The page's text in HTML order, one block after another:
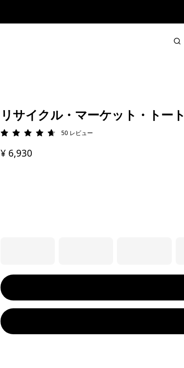
リサイクル・マーケット・トート
評価: 4.7 / 5
50 レビュー
¥ 6,930